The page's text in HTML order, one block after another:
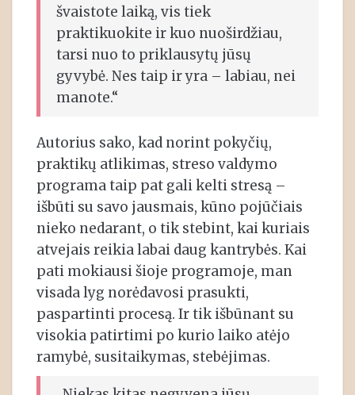
švaistote laiką, vis tiek
praktikuokite ir kuo nuoširdžiau,
tarsi nuo to priklausytų jūsų
gyvybė. Nes taip ir yra – labiau, nei
manote.“
Autorius sako, kad norint pokyčių,
praktikų atlikimas, streso valdymo
programa taip pat gali kelti stresą –
išbūti su savo jausmais, kūno pojūčiais
nieko nedarant, o tik stebint, kai kuriais
atvejais reikia labai daug kantrybės. Kai
pati mokiausi šioje programoje, man
visada lyg norėdavosi prasukti,
paspartinti procesą. Ir tik išbūnant su
visokia patirtimi po kurio laiko atėjo
ramybė, susitaikymas, stebėjimas.